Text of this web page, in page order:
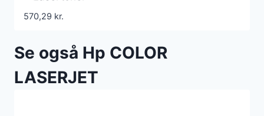
570,29 kr.
Se også Hp COLOR
LASERJET